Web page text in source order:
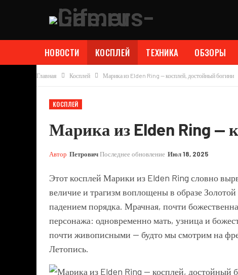
НОВОСТИ КОСПЛЕЙ ТЕХНИКА ОБЗОРЫ
Главная Косплей Марика из Elden Ring — косплей, достойный богини
КОСПЛЕЙ
Марика из Elden Ring —
Автор ПетровичПоследнее обновление Июл 18, 2025
Этот косплей Марики из Elden Ring словно
величие и трагизм воплощены в образе
падением порядка. Мрачная, почти
персонажа: одновременно мать, узница и
почти живописными — будто мы смотрим на
Летопись.